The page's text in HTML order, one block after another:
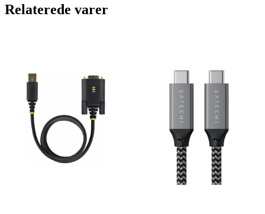
Relaterede varer